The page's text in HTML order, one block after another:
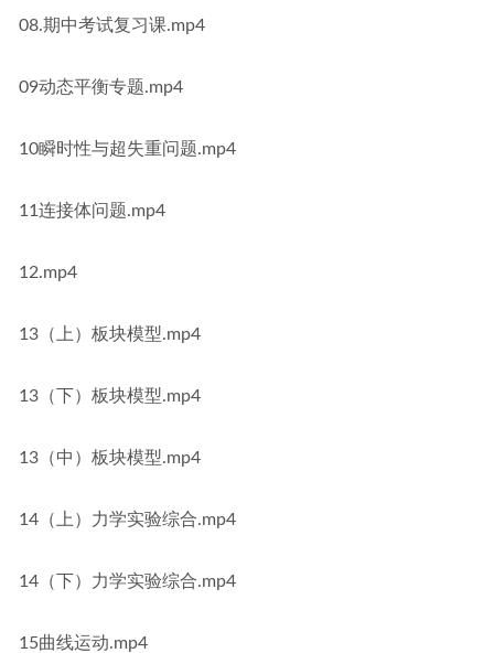
08.期中考试复习课.mp4
09动态平衡专题.mp4
10瞬时性与超失重问题.mp4
11连接体问题.mp4
12.mp4
13（上）板块模型.mp4
13（下）板块模型.mp4
13（中）板块模型.mp4
14（上）力学实验综合.mp4
14（下）力学实验综合.mp4
15曲线运动.mp4